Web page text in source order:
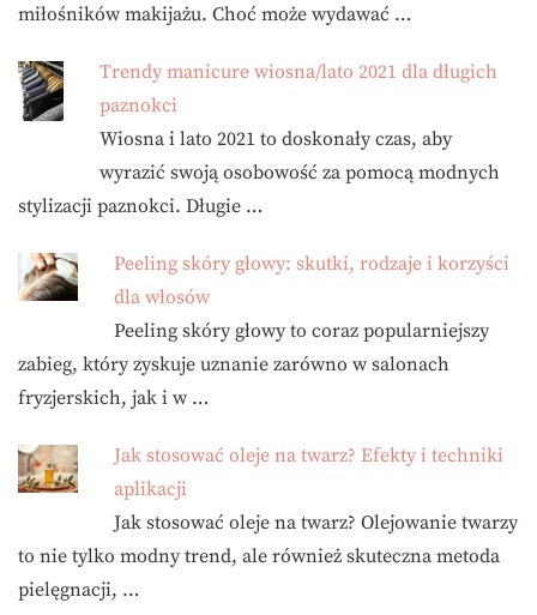
miłośników makijażu. Choć może wydawać …
Trendy manicure wiosna/lato 2021 dla długich
paznokci
Wiosna i lato 2021 to doskonały czas, aby
wyrazić swoją osobowość za pomocą modnych
stylizacji paznokci. Długie …
Peeling skóry głowy: skutki, rodzaje i korzyści
dla włosów
Peeling skóry głowy to coraz popularniejszy
zabieg, który zyskuje uznanie zarówno w salonach
fryzjerskich, jak i w …
Jak stosować oleje na twarz? Efekty i techniki
aplikacji
Jak stosować oleje na twarz? Olejowanie twarzy
to nie tylko modny trend, ale również skuteczna metoda
pielęgnacji, …